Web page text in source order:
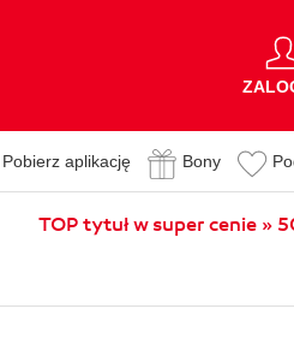
Pobierz aplikację Bony
TOP tytuł w super cenie »